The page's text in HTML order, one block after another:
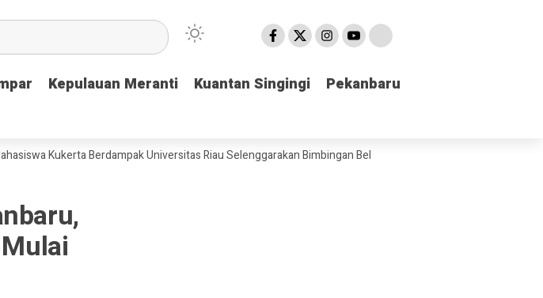
Kepulauan Meranti Kuantan Singingi
Pekanbaru
Kepulauan Meranti Kuantan Singingi
Pekanbaru
Kukerta Berdampak Universitas Riau Selenggarakan Bimbingan Belajar bagi Anak-anak di Desa Muntai Barat